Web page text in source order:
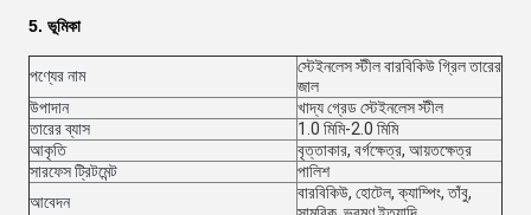
5. ভূমিকা
পণ্যের নাম
স্টেইনলেস স্টীল বারবিকিউ গ্রিল তারের
জাল
উপাদান
খাদ্য গ্রেড স্টেইনলেস স্টীল
তারের ব্যাস
1.0 মিমি-2.0 মিমি
আকৃতি
বৃত্তাকার, বর্গক্ষেত্র, আয়তক্ষেত্র
সারফেস ট্রিটমেন্ট
পালিশ
আবেদন
বারবিকিউ, হোটেল, ক্যাম্পিং, তাঁবু,